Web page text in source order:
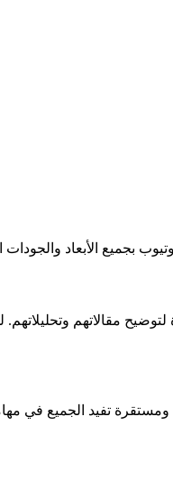
مقالاتهم وتحليلاتهم.
تفيد الجميع في